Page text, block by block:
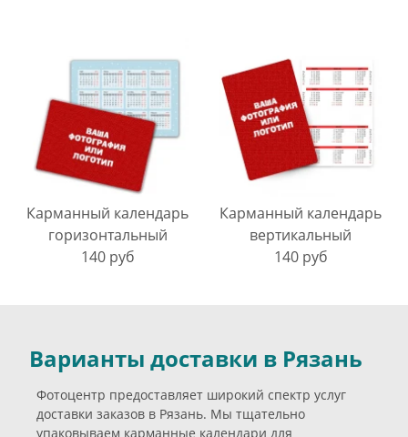
Карманный календарь
горизонтальный
140 руб
Карманный календарь
вертикальный
140 руб
Варианты доставки в Рязань
Фотоцентр предоставляет широкий спектр услуг
доставки заказов в Рязань. Мы тщательно
упаковываем карманные календари для